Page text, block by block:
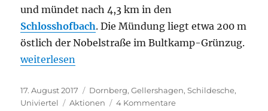
und mündet nach 4,3 km in den
Schlosshofbach. Die Mündung liegt etwa 200 m
östlich der Nobelstraße im Bultkamp-Grünzug.
„Gellershagener Bach“
weiterlesen
Veröffentlicht
am
17. August 2017 Kategorien
Dornberg,Gellershagen,Schildesche,
Univiertel
Schlagwörter
Aktionen 4 Kommentarezu